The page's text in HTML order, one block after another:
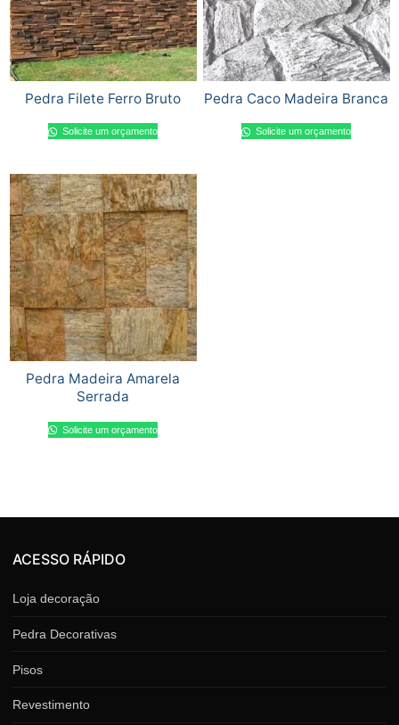
Pedra Filete Ferro Bruto
Solicite um orçamento
Pedra Caco Madeira Branca
Solicite um orçamento
Pedra Madeira Amarela
Serrada
Solicite um orçamento
ACESSO RÁPIDO
Loja decoração
Pedra Decorativas
Pisos
Revestimento